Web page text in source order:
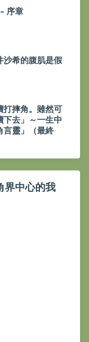
序章
沙希的腹肌是假
打摔角。雖然可
下去」～一生中
言靈」（最終
界中心的我